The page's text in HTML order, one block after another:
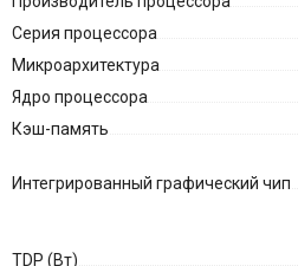
Серия процессора
Микроархитектура
Ядро процессора
Кэш-память
Интегрированный графический чип
TDP (Вт)